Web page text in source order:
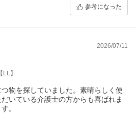
参考になった
2026/07/11
】
物を探していました。素晴らしく使
いている介護士の方からも喜ばれま
。